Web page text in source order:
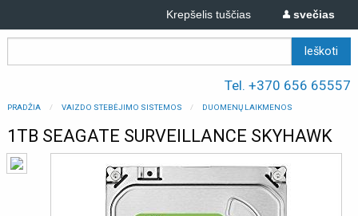
svečias
Krepšelis tuščias
Tel. +370 656 65557
PRADŽIA VAIZDO STEBĖJIMO SISTEMOS DUOMENŲ LAIKMENOS
1TB SEAGATE SURVEILLANCE SKYHAWK